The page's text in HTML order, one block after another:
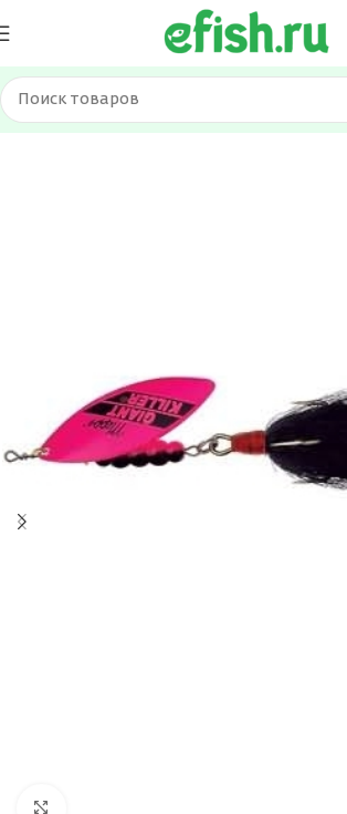
Главная Приманки Блесна